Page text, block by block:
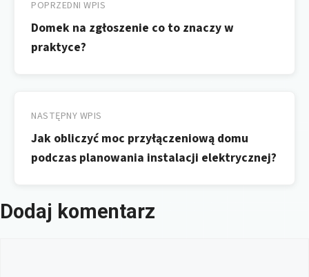
wpisu
POPRZEDNI WPIS
Domek na zgłoszenie co to znaczy w
praktyce?
NASTĘPNY WPIS
Jak obliczyć moc przyłączeniową domu
podczas planowania instalacji elektrycznej?
Dodaj komentarz